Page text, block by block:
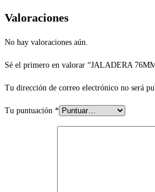
Valoraciones
No hay valoraciones aún.
Sé el primero en valorar “JALADERA
Tu dirección de correo electrónico no será
Tu puntuación *